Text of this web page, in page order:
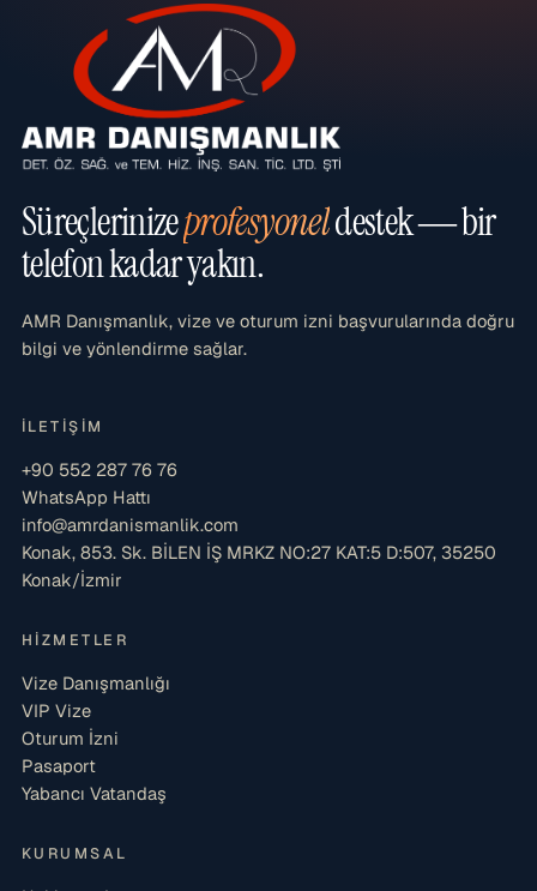
Süreçlerinizeprofesyoneldestek — bir
telefon kadar yakın.
AMR Danışmanlık, vize ve oturum izni başvurularında doğru
bilgi ve yönlendirme sağlar.
İLETIŞIM
+90 552 287 76 76
WhatsApp Hattı
info@amrdanismanlik.com
Konak, 853. Sk. BİLEN İŞ MRKZ NO:27 KAT:5 D:507, 35250
Konak/İzmir
HIZMETLER
Vize Danışmanlığı
VIP Vize
Oturum İzni
Pasaport
Yabancı Vatandaş
KURUMSAL